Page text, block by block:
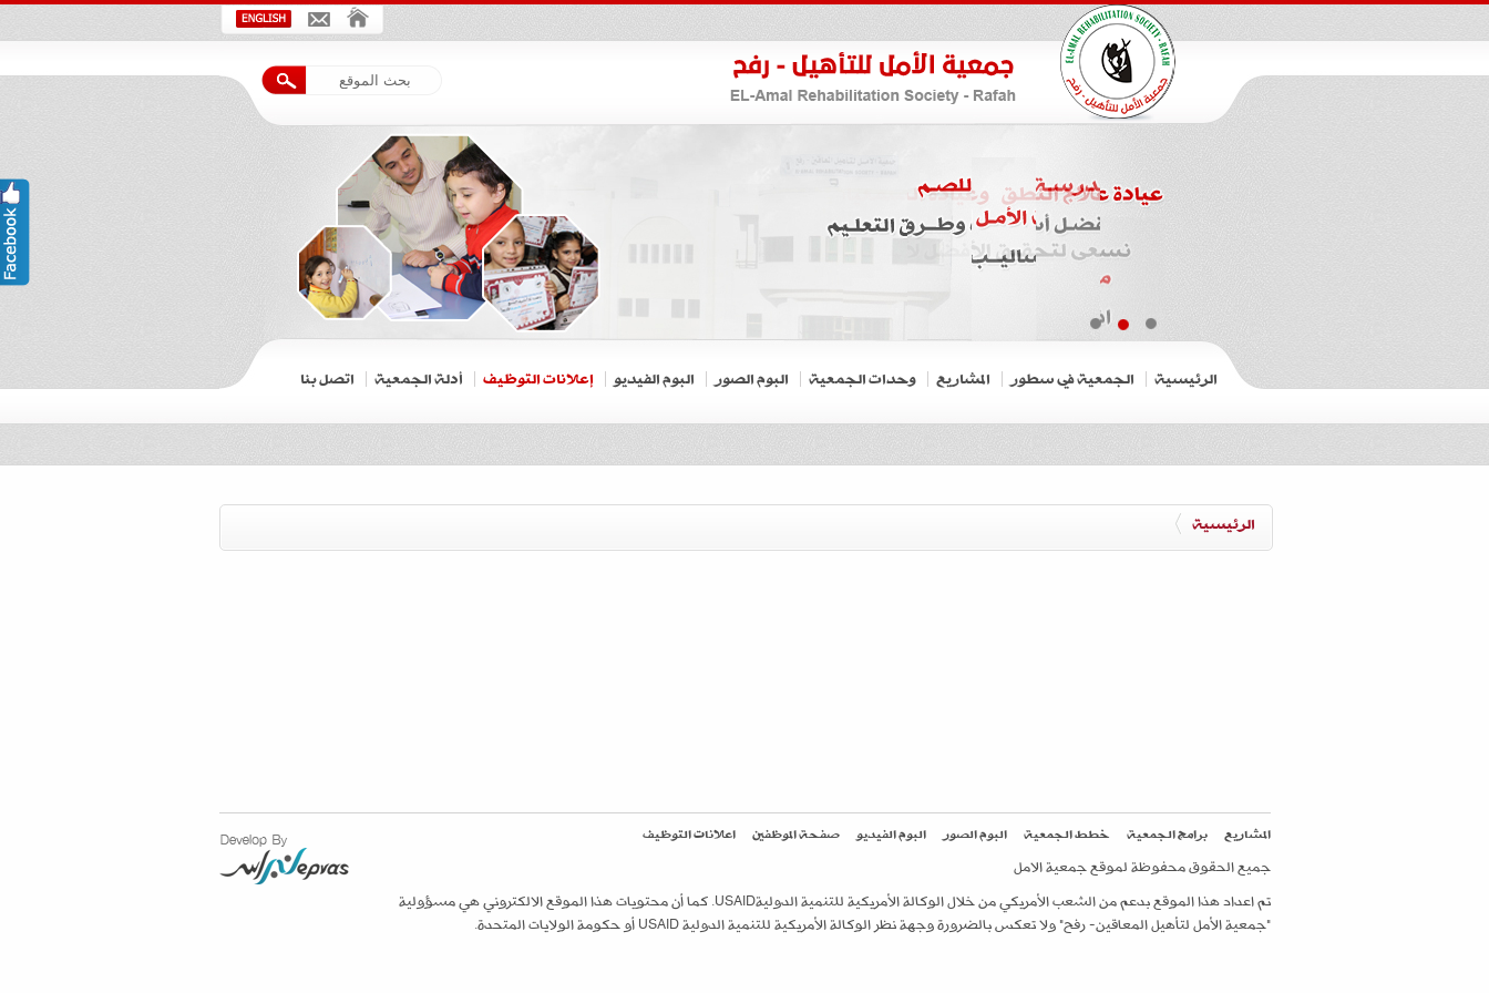
الرئيسية الجمعية في سطور المشاريع وحدات الجمعية البوم الصور البوم الفيديو إعلانات التوظيف أدلة الجمعية اتصل بنا
الرئيسية
المشاريع برامج الجمعية خطط الجمعية البوم الصور البوم الفيديو صفحة الموظفين اعلانات التوظيف
جميع الحقوق محفوظة لموقع جمعية الامل
تم اعداد هذا الموقع بدعم من الشعب الأمريكي من خلال الوكالة الأمريكية للتنمية الدوليةUSAID. كما أن محتويات هذا الموقع الالكتروني هي مسؤولية
"جمعية الأمل لتأهيل المعاقين- رفح" ولا تعكس بالضرورة وجهة نظر الوكالة الأمريكية للتنمية الدولية USAID أو حكومة الولايات المتحدة.